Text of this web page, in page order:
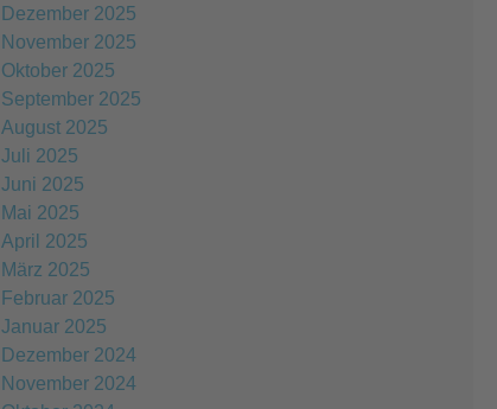
Dezember 2025
November 2025
Oktober 2025
September 2025
August 2025
Juli 2025
Juni 2025
Mai 2025
April 2025
März 2025
Februar 2025
Januar 2025
Dezember 2024
November 2024